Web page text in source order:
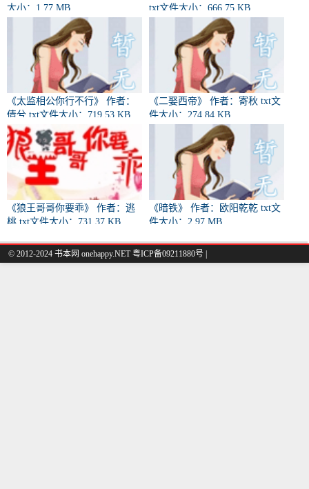
大小：1.77 MB
txt文件大小：666.75 KB
《太监相公你行不行》 作者：
倩兮 txt文件大小：719.53 KB
《二娶西帝》 作者：寄秋 txt文
件大小：274.84 KB
《狼王哥哥你要乖》 作者：逃
桃 txt文件大小：731.37 KB
《暗铁》 作者：欧阳乾乾 txt文
件大小：2.97 MB
© 2012-2024 书本网 onehappy.NET 粤ICP备09211880号 |